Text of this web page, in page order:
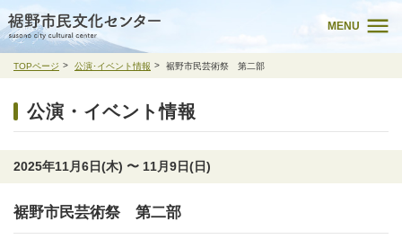
MENU
TOPページ 公演･イベント情報 裾野市民芸術祭 第二部
公演・イベント情報
2025年11月6日(木) 〜 11月9日(日)
裾野市民芸術祭 第二部